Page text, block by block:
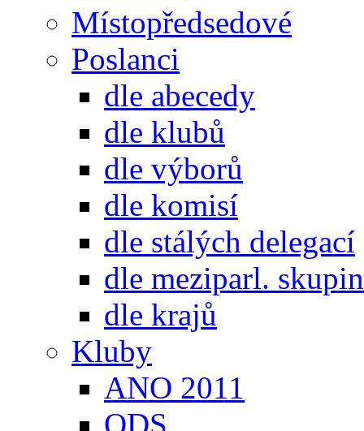
Místopředsedové
Poslanci
dle abecedy
dle klubů
dle výborů
dle komisí
dle stálých delegací
dle meziparl. skupin
dle krajů
Kluby
ANO 2011
ODS